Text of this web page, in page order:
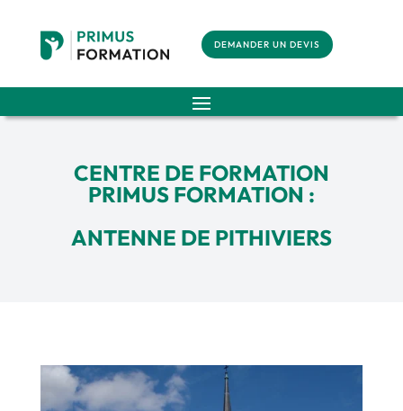
DEMANDER UN DEVIS
CENTRE DE FORMATION
PRIMUS FORMATION :
ANTENNE DE PITHIVIERS